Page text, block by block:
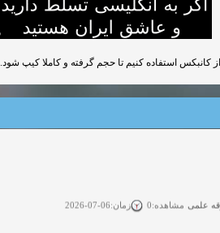
کانبکس استفاده کنیم تا حجم گرفته و کاملا کیپ شود.